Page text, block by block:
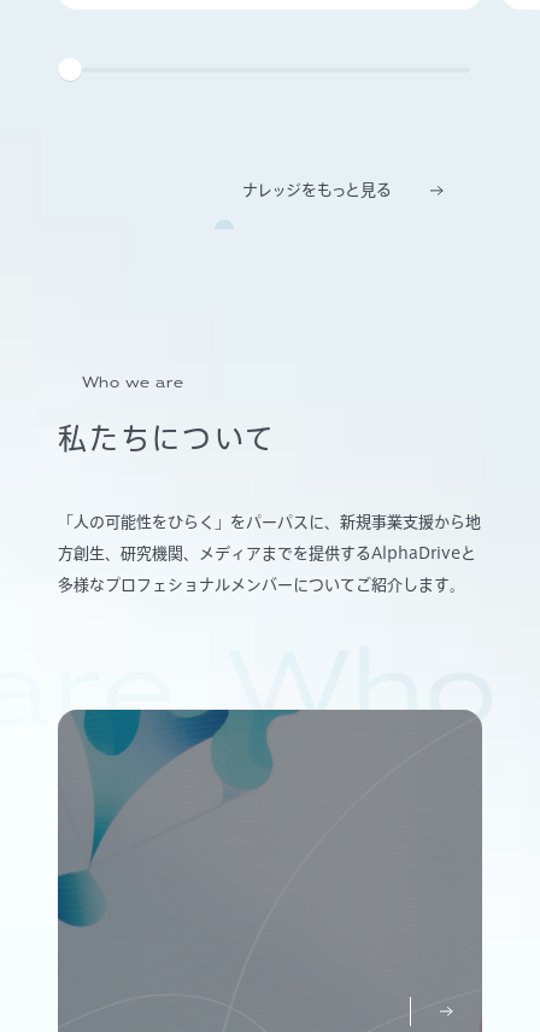
ナレッジをもっと見る
Who we are
私たちについて
「人の可能性をひらく」をパーパスに、新規事業支援から地
方創生、研究機関、メディアまでを提供するAlphaDriveと
多様なプロフェショナルメンバーについてご紹介します。